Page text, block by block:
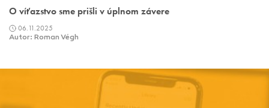
O víťazstvo sme prišli v úplnom závere
06.11.2025
Autor: Roman Végh